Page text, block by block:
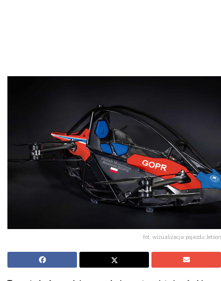
fot. wizualizacja pojazdu Jetson